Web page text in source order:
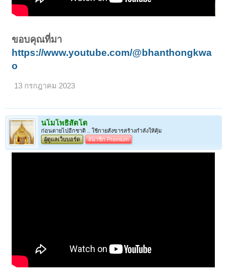
ขอบคุณที่มา
https://www.youtube.com/@bhanthongkwa
o
13 กรกฎาคม 2023
นโมโพธิสัตโต
ก่อนตายไปอีกชาติ .. ใช้กายสังขารสร้างกำลังให้คุ้ม
ผู้ดูแลเว็บบอร์ด
สมาชิก Premium